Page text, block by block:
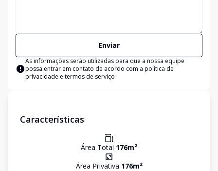
Enviar
As informações serão utilizadas para que a nossa equipe
possa entrar em contato de acordo com a política de
privacidade e termos de serviço
Características
Área Total 176m²
Área Privativa 176m²